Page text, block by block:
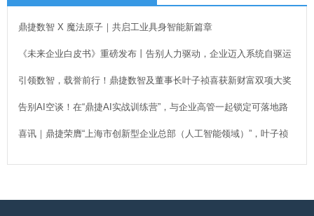
鼎捷数智 X 魔法原子｜共启工业具身智能新篇章
《未来企业白皮书》重磅发布丨告别人力驱动，企业迈入系统自驱运
行新时代！
引领数智，载誉前行！鼎捷数智及董事长叶子祯喜获新财富双项大奖
告别AI空谈！在“鼎捷AI实战训练营”，与企业高管一起锁定可落地路
径
喜讯｜鼎捷荣膺“上海市创新型企业总部（人工智能领域）”，叶子祯